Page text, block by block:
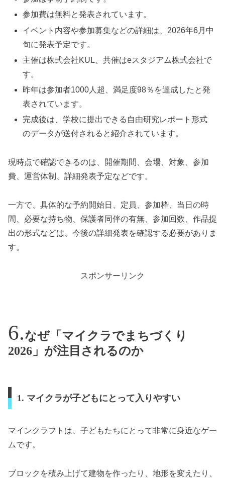
参加費は無料と発表されています。
イベント内容や参加募集などの詳細は、2026年6月中
旬に発表予定です。
主催は株式会社KUL、共催はeスタジアム株式会社で
す。
昨年は参加者1000人超、満足度98％を達成したと発
表されています。
完成後は、学校に提出できる自由研究レポート形式
のデータが送付されると紹介されています。
現時点で確認できるのは、開催期間、会場、対象、参加
費、運営体制、詳細発表予定などです。
一方で、具体的な予約開始日、定員、参加枠、当日の時
間、必要な持ち物、保護者同伴の有無、参加回数、作品提
出の形式などは、今後の詳細発表を確認する必要がありま
す。
スポンサーリンク
なぜ「マイクラでまちづくり
2026」が注目されるのか
1. マイクラが子どもにとって入りやすい
マインクラフトは、子どもたちにとって非常に身近なゲー
ムです。
ブロックを積み上げて建物を作ったり、地形を変えたり、